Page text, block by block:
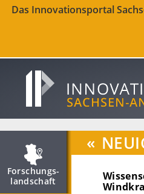
Das Innovationsportal
Forschungs­
landschaft
«